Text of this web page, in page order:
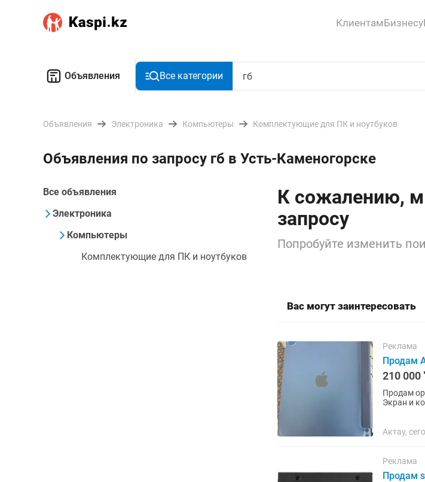
КлиентамБизнесу
Объявления Все категории
Объявления Электроника Компьютеры Комплектующие для ПК и ноутбуков
Объявления по запросу гб в Усть-Каменогорске
Все объявления
Электроника
Компьютеры
Комплектующие для ПК и ноутбуков
К сожалению,
запросу
Попробуйте изменить
Вас могут заинтересовать
Реклама
Продам
210 000
Продам
Экран и
Актау,
Реклама
Продам